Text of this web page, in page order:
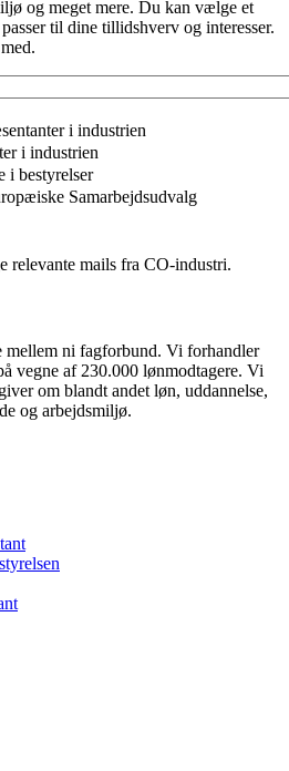
og meget mere. Du kan vælge et
til dine tillidshverv og interesser.
i industrien
i industrien
i bestyrelser
Samarbejdsudvalg
relevante mails fra CO-industri.
mellem ni fagforbund. Vi forhandler
vegne af 230.000 lønmodtagere. Vi
om blandt andet løn, uddannelse,
og arbejdsmiljø.